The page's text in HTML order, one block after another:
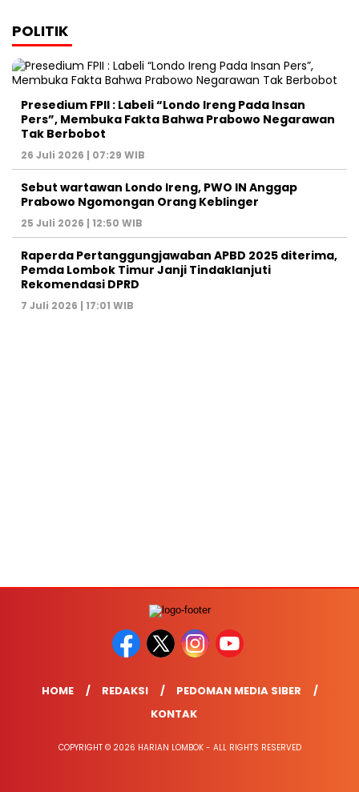
POLITIK
Presedium FPII : Labeli “Londo Ireng Pada Insan
Pers”, Membuka Fakta Bahwa Prabowo Negarawan
Tak Berbobot
26 Juli 2026 | 07:29 WIB
Sebut wartawan Londo Ireng, PWO IN Anggap
Prabowo Ngomongan Orang Keblinger
25 Juli 2026 | 12:50 WIB
Raperda Pertanggungjawaban APBD 2025 diterima,
Pemda Lombok Timur Janji Tindaklanjuti
Rekomendasi DPRD
7 Juli 2026 | 17:01 WIB
HOME REDAKSI
PEDOMAN MEDIA SIBER
KONTAK
COPYRIGHT © 2026 HARIAN LOMBOK - ALL RIGHTS RESERVED